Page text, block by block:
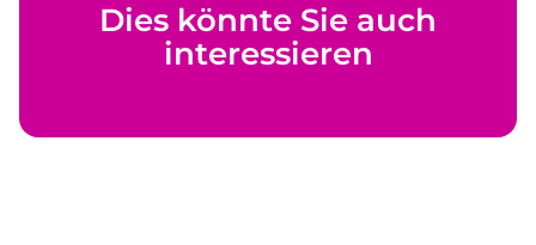
Dies könnte Sie auch
interessieren